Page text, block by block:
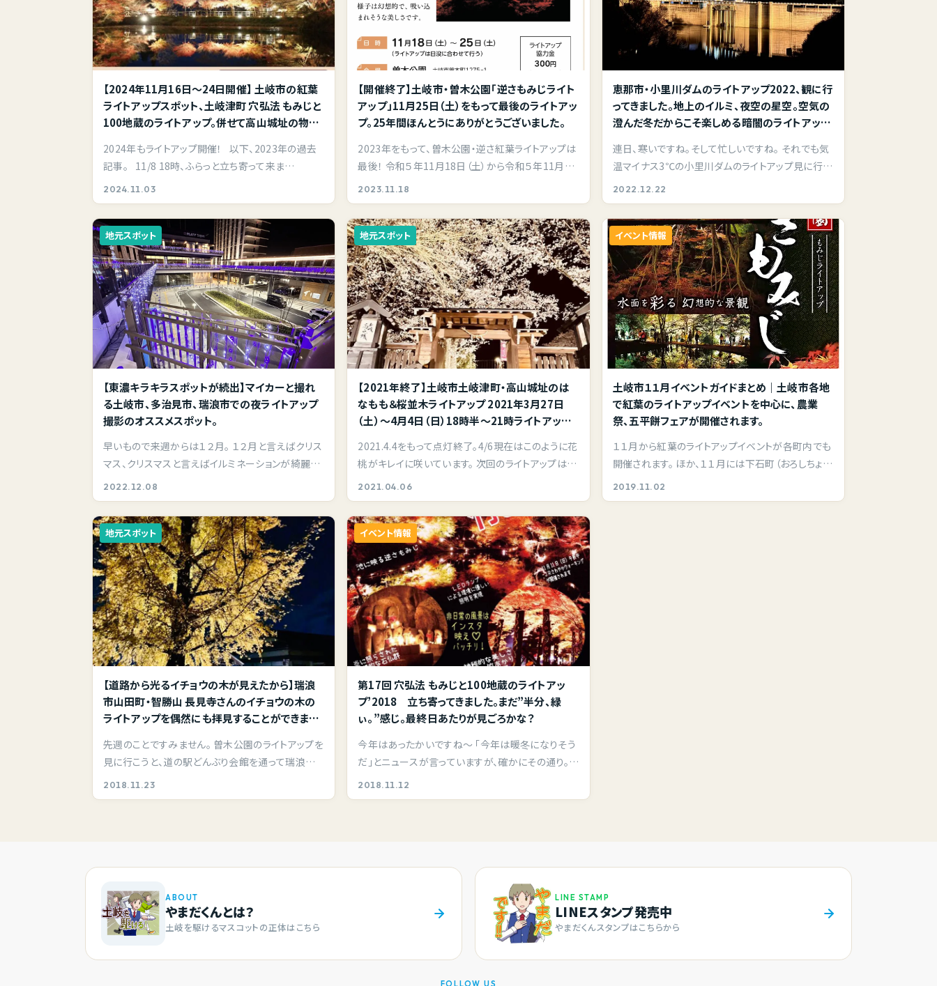
【2024年11月16日～24日開催】 土岐市の紅葉
ライトアップスポット、土岐津町 穴弘法 もみじと
100地蔵のライトアップ。併せて高山城址の物見
た穴場スポットです。
2024年もライトアップ開催！ 以下、2023年の過去
記事。 11/8 18時、ふらっと立ち寄って来ま…
2024.11.03
【開催終了】土岐市・曽木公園「逆さもみじライト
アップ」11月25日（土）をもって最後のライトアッ
プ。25年間ほんとうにありがとうございました。
2023年をもって、曽木公園・逆さ紅葉ライトアップは
最後！ 令和５年11月18日（土）から令和５年11月25
日（…
2023.11.18
恵那市・小里川ダムのライトアップ2022、観に行
ってきました。地上のイルミ、夜空の星空。空気の
澄んだ冬だからこそ楽しめる暗闇のライトアッ
連日、寒いですね。そして忙しいですね。 それでも気
温マイナス3℃の小里川ダムのライトアップ見に行っ
て来…
2022.12.22
【東濃キラキラスポットが続出】マイカーと撮れ
る土岐市、多治見市、瑞浪市での夜ライトアップ
撮影のオススメスポット。
早いもので来週からは１２月。 １２月と言えばクリス
マス、クリスマスと言えばイルミネーションが綺麗な
時…
2022.12.08
地元スポット
【2021年終了】土岐市土岐津町・高山城址のは
なもも＆桜並木ライトアップ 2021年3月27日
（土）～4月4日（日）18時半～21時ライトアップ
しめるスポット。
2021.4.4をもって点灯終了。4/6現在はこのように花
桃がキレイに咲いています。 次回のライトアップは紅
葉…
2021.04.06
地元スポット
土岐市１１月イベントガイドまとめ｜土岐市各地
で紅葉のライトアップイベントを中心に、農業
祭、五平餅フェアが開催されます。
１１月から紅葉のライトアップイベントが各町内でも
開催されます。 ほか、１１月には下石町（おろしちょ
う…
2019.11.02
イベント情報
【道路から光るイチョウの木が見えたから】瑞浪
市山田町・智勝山 長見寺さんのイチョウの木の
ライトアップを偶然にも拝見することができまし
先週のことですみません。 曽木公園のライトアップを
見に行こうと、道の駅どんぶり会館を通って瑞浪市
陶町…
2018.11.23
地元スポット
第17回 穴弘法 もみじと100地蔵のライトアッ
プ’2018 立ち寄ってきました。まだ”半分、緑
ぃ。”感じ。最終日あたりが見ごろかな？
今年はあったかいですね～ 「今年は暖冬になりそう
だ」とニュースが言っていますが、確かにその通り。日
中…
2018.11.12
イベント情報
ABOUT
やまだくんとは？
土岐を駆けるマスコットの正体はこちら
LINE STAMP
LINEスタンプ発売中
やまだくんスタンプはこちらから
FOLLOW US